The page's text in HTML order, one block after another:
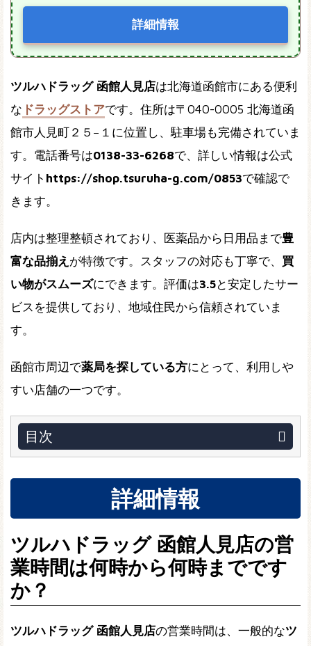
詳細情報
ツルハドラッグ 函館人見店は北海道函館市にある便利
な ドラッグストアです。住所は〒040-0005 北海道函
館市人見町２５−１に位置し、駐車場も完備されていま
す。電話番号は0138-33-6268で、詳しい情報は公式
サイト https://shop.tsuruha-g.com/0853で確認で
きます。
店内は整理整頓されており、医薬品から日用品まで豊
富な品揃え が特徴です。スタッフの対応も丁寧で、 買
い物がスムーズにできます。評価は3.5と安定したサー
ビスを提供しており、地域住民から信頼されていま
す。
函館市周辺で薬局を探している方にとって、利用しや
すい店舗の一つです。
目次
詳細情報
ツルハドラッグ 函館人見店の営
業時間は何時から何時までです
か？
ツルハドラッグ 函館人見店の営業時間は、一般的なツ